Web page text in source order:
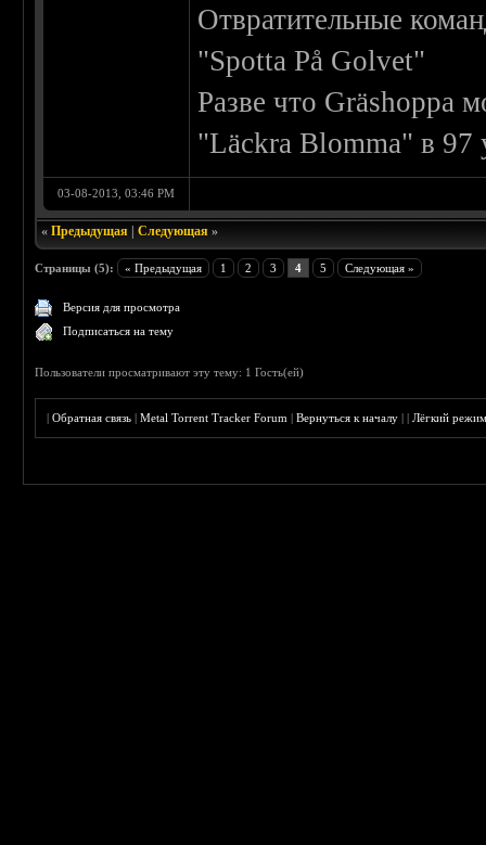
Отвратительные
"Spotta På Golvet"
Разве что Gräshoppa
"Läckra Blomma" в 97
03-08-2013, 03:46 PM
«Предыдущая |Следующая »
Страницы (5): « Предыдущая 1 2 3 4 5 Следующая »
Версия для просмотра
Подписаться на тему
Пользователи просматривают эту тему: 1 Гость(ей)
|Обратная связь |Metal Torrent Tracker Forum |Вернуться к началу ||Лёгкий